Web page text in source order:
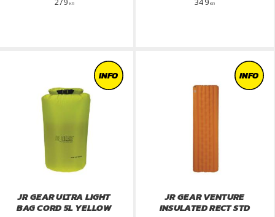
KR oförutsägbart väder utan att
KR
JR GEAR ULTRA LIGHT
BAG CORD 5L YELLOW
INFO
JR GEAR VENTURE
INSULATED RECT STD
INFO